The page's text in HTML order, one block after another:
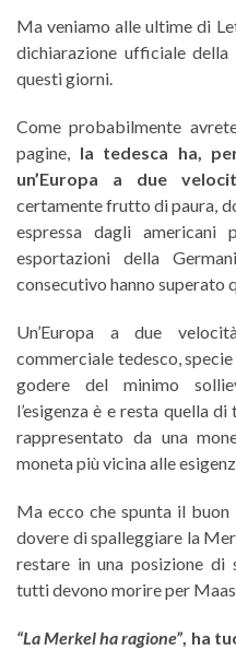
Ma veniamo alle ultime di
dichiarazione ufficiale
questi giorni.
Come probabilmente
pagine, la tedesca ha,
un’Europa a due
certamente frutto di paura,
espressa dagli americani
esportazioni della
consecutivo hanno superato
Un’Europa a due
commerciale tedesco,
godere del minimo
l’esigenza è e resta quella
rappresentato da una
moneta più vicina alle
Ma ecco che spunta il
dovere di spalleggiare la
restare in una posizione di
tutti devono morire per
“La Merkel ha ragione”, ha